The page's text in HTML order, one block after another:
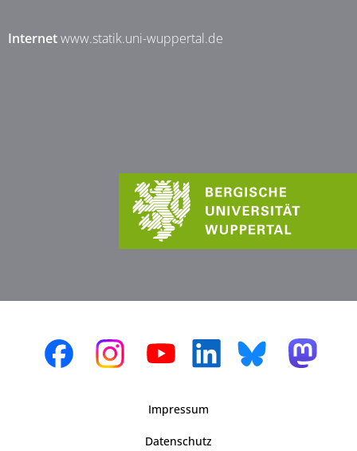
Internetwww.statik.uni-wuppertal.de
Impressum
Datenschutz